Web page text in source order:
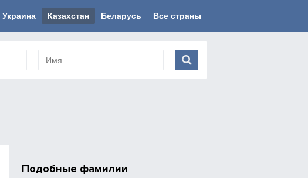
Украина Казахстан Беларусь Все страны
Подобные фамилии